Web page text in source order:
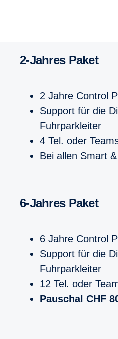
2-Jahres Paket
2 Jahre Control
Support für die
Fuhrparkleiter
4 Tel. oder
Bei allen Smart
6-Jahres Paket
6 Jahre Control
Support für die
Fuhrparkleiter
12 Tel. oder
Pauschal CHF